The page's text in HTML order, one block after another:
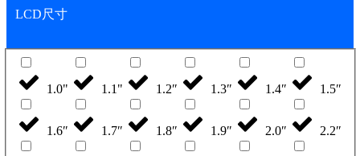
LCD尺寸
1.0" 1.1" 1.2″ 1.3″ 1.4″ 1.5″
1.6″ 1.7″ 1.8″ 1.9″ 2.0″ 2.2″